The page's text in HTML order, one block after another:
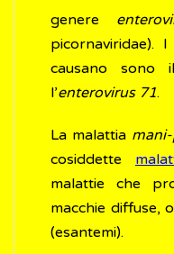
genere
picornaviridae).
causano sono
l’enterovirus 71.
La malattia
cosiddette
malattie che
macchie diffuse,
(esantemi).